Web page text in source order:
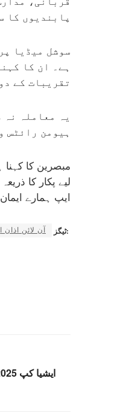
پابندیوں کا
سوشل میڈیا
ہے۔ ان کا
تقریبات کے
یہ معاملہ
ہیومن رائٹس
مبصرین کا
لیے پکار کا
ایپ ہمارے
ٹیگز: آن لائن اذان
ایشیا کپ 2025 شیڈول سامنے آ گیا، پاک بھارت ٹاکرا 7 ستمبر کو دبئی میں متوقع